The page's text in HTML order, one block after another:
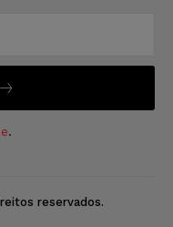
.
reservados.